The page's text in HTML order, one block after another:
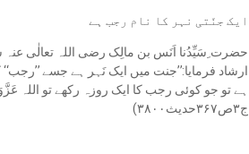
ایک جنّتی نہر کا نام رجب ہے
حضرت ِسَیِّدُنا اَنَس بن مالِک رضی اللہ تعالٰی عنہ
ارشاد فرمایا:’’جنت میں ایک نَہر ہے جسے
ہے تو جو کوئی رجب کا ایک روزہ رکھے تو اللہ
ج۳ص۳۶۷حدیث۳۸۰۰)